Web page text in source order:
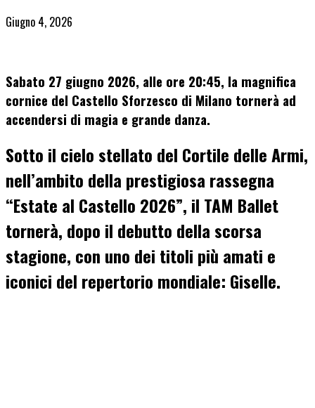
Giugno 4, 2026
Sabato 27 giugno 2026, alle ore 20:45, la magnifica
cornice del Castello Sforzesco di Milano tornerà ad
accendersi di magia e grande danza.
Sotto il cielo stellato del Cortile delle Armi,
nell’ambito della prestigiosa rassegna
“Estate al Castello 2026”, il TAM Ballet
tornerà, dopo il debutto della scorsa
stagione, con uno dei titoli più amati e
iconici del repertorio mondiale: Giselle.